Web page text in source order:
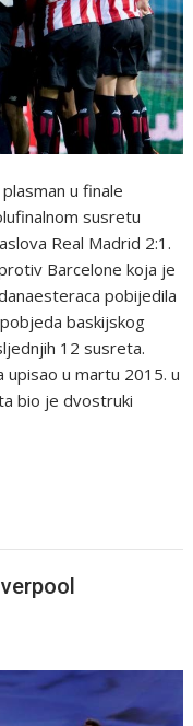
u finale
susretu
Real Madrid 2:1.
Barcelone koja je
pobijedila
baskijskog
12 susreta.
u martu 2015. u
bio je dvostruki